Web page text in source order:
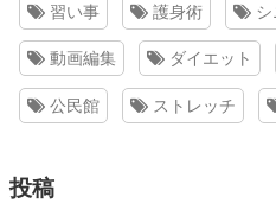
習い事 護身術 シ
動画編集 ダイエット
公民館 ストレッチ
投稿